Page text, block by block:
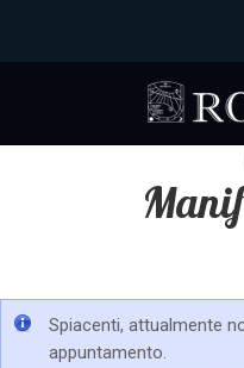
Spiacenti, attualmente
appuntamento.